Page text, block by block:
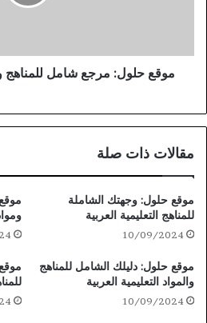
موقع حلول: مرجع شامل للمناهج
مقالات ذات صلة
موقع حلول: وجهتك الشاملة
للمناهج التعليمية العربية
10/09/2024
موقع حلول: دليلك الشامل للمناهج
والمواد التعليمية العربية
10/09/2024